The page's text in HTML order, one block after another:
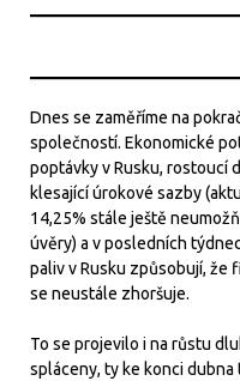
Dnes se zaměříme na
společností. Ekonomické
poptávky v Rusku, rostoucí
klesající úrokové sazby
14,25% stále ještě
úvěry) a v posledních
paliv v Rusku způsobují, že
se neustále zhoršuje.
To se projevilo i na růstu
spláceny, ty ke konci